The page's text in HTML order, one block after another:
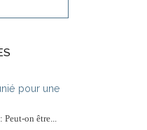
pour une
on être...